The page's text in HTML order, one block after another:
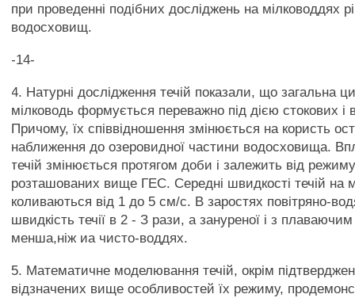
при проведенні подібних досліджень на мілководдях
водосховищ.
-14-
4. Натурні дослідження течій показали, що загальна
мілководь формується переважно під дією стокових і
Причому, їх співвідношення змінюється на користь
наближення до озеровидної частини водосховища.
течій змінюється протягом доби і залежить від
розташованих вище ГЕС. Середні швидкості течій на
коливаються від 1 до 5 см/с. В заростях повітряно-
швидкість течії в 2 - З рази, а зануреної і з
менша,ніж иа чисто-воддях.
5. Математичне моделювання течій, окрім
відзначених вище особливостей їх режиму,